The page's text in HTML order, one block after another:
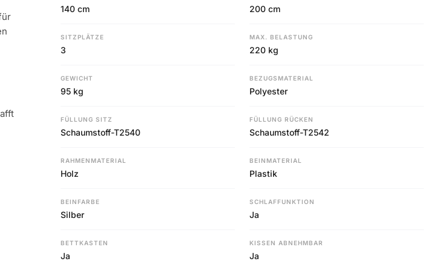
140 cm 200 cm
SITZPLÄTZE
3
MAX. BELASTUNG
220 kg
GEWICHT
95 kg
BEZUGSMATERIAL
Polyester
FÜLLUNG SITZ
Schaumstoff-T2540
FÜLLUNG RÜCKEN
Schaumstoff-T2542
RAHMENMATERIAL
Holz
BEINMATERIAL
Plastik
BEINFARBE
Silber
SCHLAFFUNKTION
Ja
BETTKASTEN
Ja
KISSEN ABNEHMBAR
Ja